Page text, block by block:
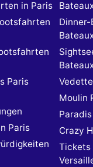
in Paris
Paris
Paris
Moulin
Crazy
Tickets